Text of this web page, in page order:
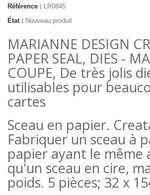
Référence : LR0845
État : Nouveau produit
MARIANNE DESIGN
PAPER SEAL, DIES -
COUPE, De très jolis
utilisables pour
cartes
Sceau en papier.
Fabriquer un sceau à
papier ayant le même
qu'un sceau en cire,
poids. 5 pièces; 32 x